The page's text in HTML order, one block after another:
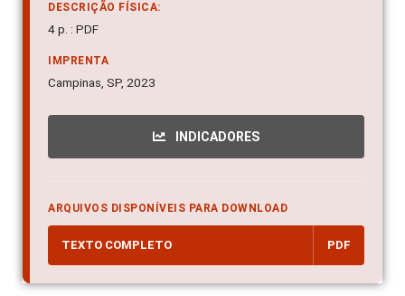
DESCRIÇÃO FÍSICA:
4 p. : PDF
IMPRENTA
Campinas, SP, 2023
INDICADORES
ARQUIVOS DISPONÍVEIS PARA DOWNLOAD
TEXTO COMPLETO PDF